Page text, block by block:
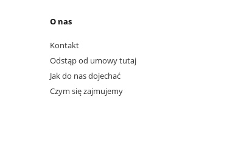
O nas
Kontakt
Odstąp od umowy tutaj
Jak do nas dojechać
Czym się zajmujemy